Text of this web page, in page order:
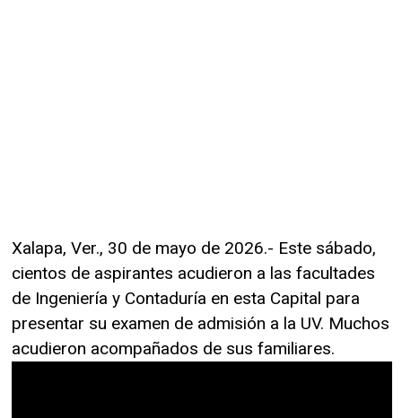
Xalapa, Ver., 30 de mayo de 2026.- Este sábado,
cientos de aspirantes acudieron a las facultades
de Ingeniería y Contaduría en esta Capital para
presentar su examen de admisión a la UV. Muchos
acudieron acompañados de sus familiares.